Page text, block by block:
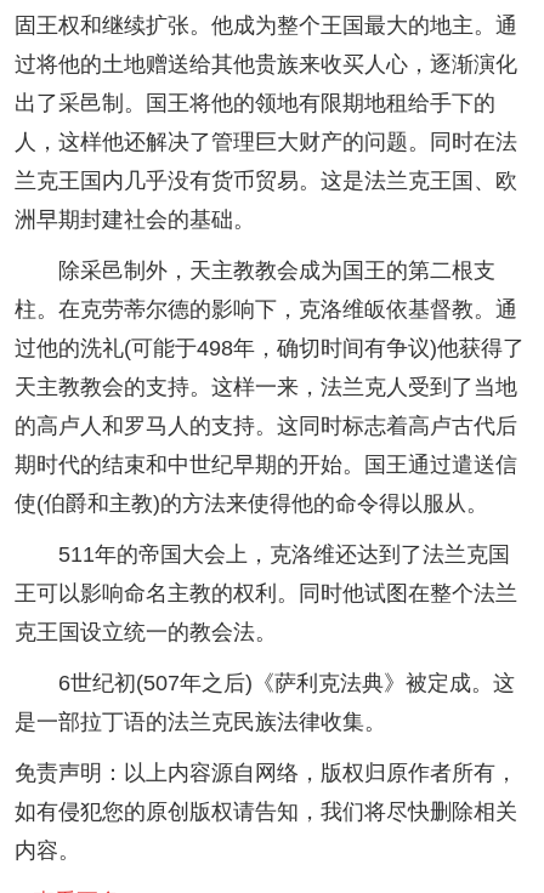
固王权和继续扩张。他成为整个王国最大的地主。通
过将他的土地赠送给其他贵族来收买人心，逐渐演化
出了采邑制。国王将他的领地有限期地租给手下的
人，这样他还解决了管理巨大财产的问题。同时在法
兰克王国内几乎没有货币贸易。这是法兰克王国、欧
洲早期封建社会的基础。
除采邑制外，天主教教会成为国王的第二根支
柱。在克劳蒂尔德的影响下，克洛维皈依基督教。通
过他的洗礼(可能于498年，确切时间有争议)他获得了
天主教教会的支持。这样一来，法兰克人受到了当地
的高卢人和罗马人的支持。这同时标志着高卢古代后
期时代的结束和中世纪早期的开始。国王通过遣送信
使(伯爵和主教)的方法来使得他的命令得以服从。
511年的帝国大会上，克洛维还达到了法兰克国
王可以影响命名主教的权利。同时他试图在整个法兰
克王国设立统一的教会法。
6世纪初(507年之后)《萨利克法典》被定成。这
是一部拉丁语的法兰克民族法律收集。
免责声明：以上内容源自网络，版权归原作者所有，
如有侵犯您的原创版权请告知，我们将尽快删除相关
内容。